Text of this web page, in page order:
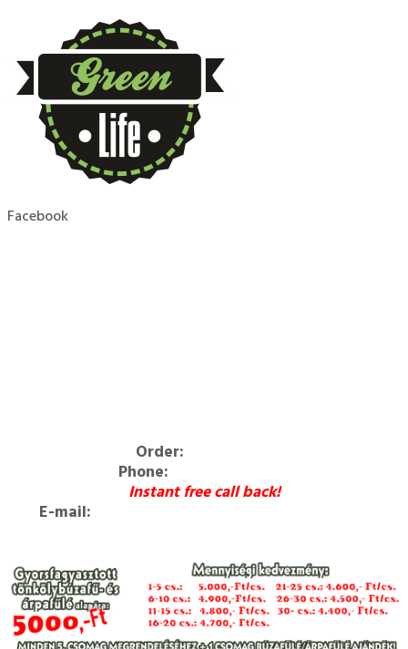
Facebook
Order:
Phone:
Instant free call back!
E-mail: